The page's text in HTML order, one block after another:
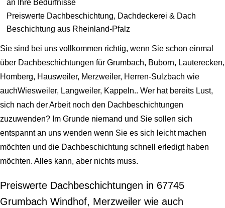
an Ihre Bedürfnisse
Preiswerte Dachbeschichtung, Dachdeckerei & Dach
Beschichtung aus Rheinland-Pfalz
Sie sind bei uns vollkommen richtig, wenn Sie schon einmal
über Dachbeschichtungen für Grumbach, Buborn, Lauterecken,
Homberg, Hausweiler, Merzweiler, Herren-Sulzbach wie
auchWiesweiler, Langweiler, Kappeln.. Wer hat bereits Lust,
sich nach der Arbeit noch den Dachbeschichtungen
zuzuwenden? Im Grunde niemand und Sie sollen sich
entspannt an uns wenden wenn Sie es sich leicht machen
möchten und die Dachbeschichtung schnell erledigt haben
möchten. Alles kann, aber nichts muss.
Preiswerte Dachbeschichtungen in 67745
Grumbach Windhof, Merzweiler wie auch